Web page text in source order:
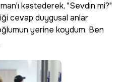
kastederek, "Sevdin mi?"
cevap duygusal anlar
yerine koydum. Ben